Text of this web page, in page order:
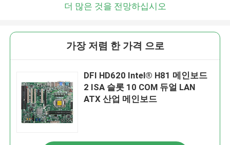
더 많은 것을 전망하십시오
가장 저렴 한 가격 으로
DFI HD620 Intel® H81 메인보드
2 ISA 슬롯 10 COM 듀얼 LAN
ATX 산업 메인보드